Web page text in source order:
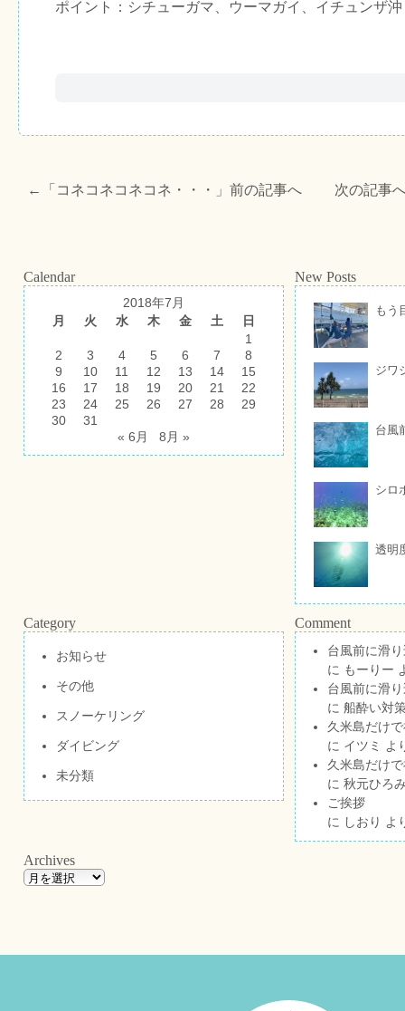
ポイント：シチューガマ、ウーマガイ、イチュンザ沖
←「 コネコネコネコネ・・・ 」前の記事へ 次の記事
Calendar
2018年7月
月
火 水 木 金 土
日
1
2
3 4 5 6 7
8
9
10 11 12 13 14
15
16
17 18 19 20 21
22
23
24 25 26 27 28
29
30
31
« 6月
8月 »
New Posts
もう
ジワ
台風
シロ
透明
Category
お知らせ
その他
スノーケリング
ダイビング
未分類
Comment
台風前に滑
に もーりー
台風前に滑
に 船酔い対
久米島だけ
に イツミ よ
久米島だけ
に 秋元ひろ
ご挨拶
に しおり よ
Archives